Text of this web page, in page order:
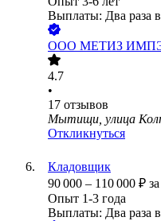
Выплаты: Два раза
ООО МЕТИЗ
4.7
•
17 отзывов
Мытищи, улица
Откликнуться
Кладовщик
90 000 – 110 000 ₽
Опыт 1-3 года
Выплаты: Два раза